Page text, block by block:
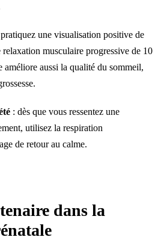
une visualisation positive de
musculaire progressive de 10
améliore aussi la qualité du sommeil,
: dès que vous ressentez une
utilisez la respiration
de retour au calme.
dans la